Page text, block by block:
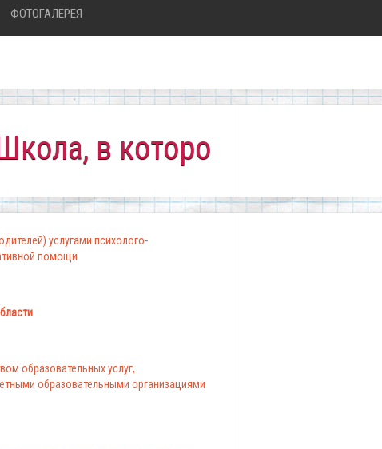
ФОТОГАЛЕРЕЯ
в которой комфортно всем!"
услугами психолого-
помощи
образовательных услуг,
образовательными организациями